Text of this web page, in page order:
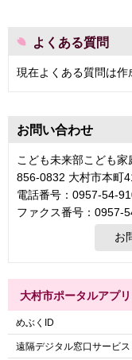
よくある質問
現在よくある質問は作
お問い合わせ
こども未来部こども
856-0832 大村市本町
電話番号：0957-54-
ファクス番号：0957-
大村市ポータルアプリ
めぶくID
遠隔デジタル窓口サービス